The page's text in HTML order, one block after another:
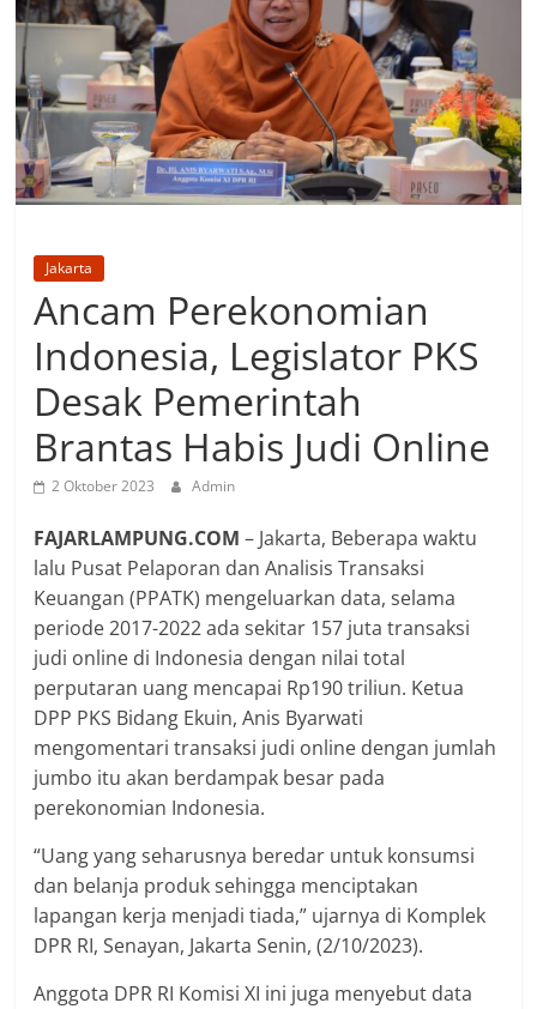
Jakarta
Ancam Perekonomian
Indonesia, Legislator PKS
Desak Pemerintah
Brantas Habis Judi Online
2 Oktober 2023 Admin
FAJARLAMPUNG.COM– Jakarta, Beberapa waktu
lalu Pusat Pelaporan dan Analisis Transaksi
Keuangan (PPATK) mengeluarkan data, selama
periode 2017-2022 ada sekitar 157 juta transaksi
judi online di Indonesia dengan nilai total
perputaran uang mencapai Rp190 triliun. Ketua
DPP PKS Bidang Ekuin, Anis Byarwati
mengomentari transaksi judi online dengan jumlah
jumbo itu akan berdampak besar pada
perekonomian Indonesia.
“Uang yang seharusnya beredar untuk konsumsi
dan belanja produk sehingga menciptakan
lapangan kerja menjadi tiada,” ujarnya di Komplek
DPR RI, Senayan, Jakarta Senin, (2/10/2023).
Anggota DPR RI Komisi XI ini juga menyebut data